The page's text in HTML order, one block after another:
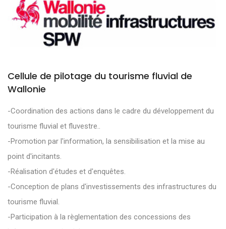
Cellule de pilotage du tourisme fluvial de
Wallonie
-Coordination des actions dans le cadre du développement du
tourisme fluvial et fluvestre..
-Promotion par l'information, la sensibilisation et la mise au
point d'incitants.
-Réalisation d'études et d'enquêtes.
-Conception de plans d'investissements des infrastructures du
tourisme fluvial.
-Participation à la règlementation des concessions des